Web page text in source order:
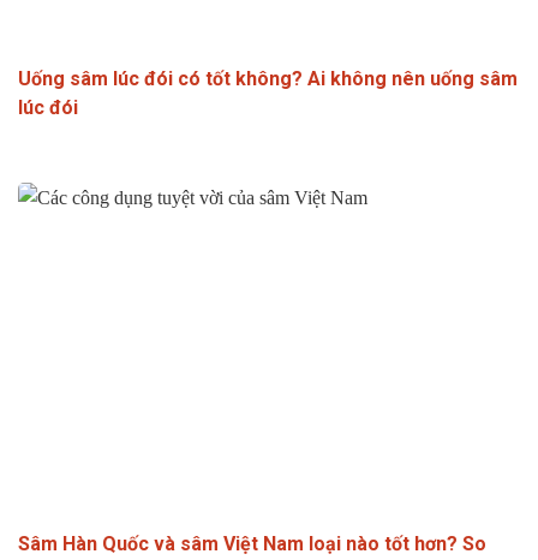
Uống sâm lúc đói có tốt không? Ai không nên uống sâm
lúc đói
Sâm Hàn Quốc và sâm Việt Nam loại nào tốt hơn? So